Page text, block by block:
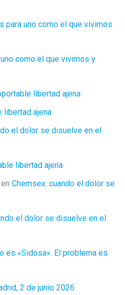
para uno como el que vivimos
como el que vivimos y
libertad ajena
libertad ajena
el dolor se disuelve en el
libertad ajena
en Chemsex: cuando el dolor se
el dolor se disuelve en el
es «Sidosa». El problema es
2 de junio 2026